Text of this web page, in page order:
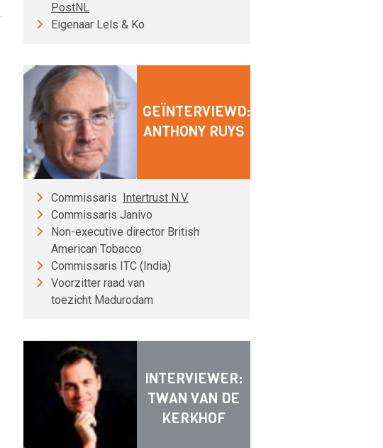
PostNL
Eigenaar Lels & Ko
GEÏNTERVIEWD:
ANTHONY RUYS
Commissaris Intertrust N.V.
Commissaris Janivo
Non-executive director British
American Tobacco
Commissaris ITC (India)
Voorzitter raad van
toezicht Madurodam
INTERVIEWER:
TWAN VAN DE
KERKHOF